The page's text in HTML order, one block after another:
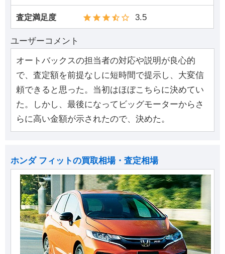
査定満足度 3.5
ユーザーコメント
オートバックスの担当者の対応や説明が良心的
で、査定額を前提なしに短時間で提示し、大変信
頼できると思った。当初はほぼこちらに決めてい
た。しかし、最後になってビッグモーターからさ
らに高い金額が示されたので、決めた。
ホンダ フィットの買取相場・査定相場